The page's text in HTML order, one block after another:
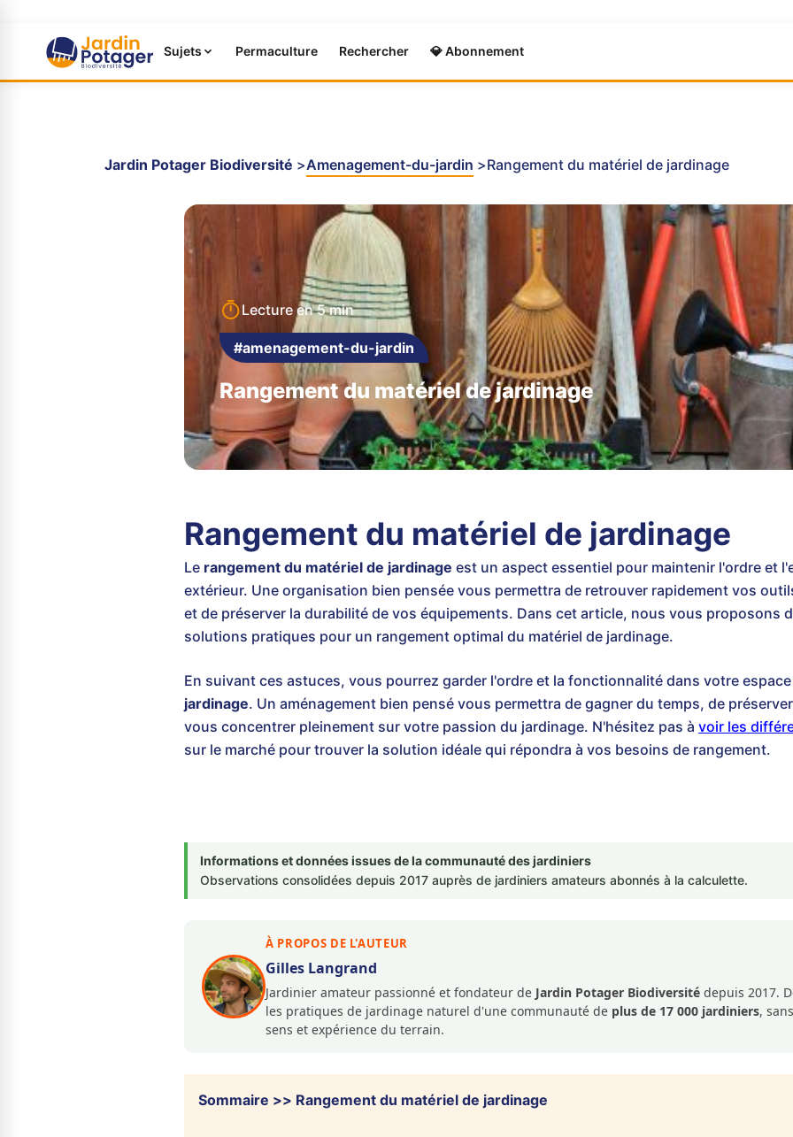
Sujets Permaculture Rechercher 💎 Abonnement
Jardin Potager Biodiversité Amenagement-du-jardin Rangement du matériel de jardinage
Lecture en5 min
#amenagement-du-jardin
Rangement du matériel de jardinage
Rangement du matériel de jardinage
Le rangement du matériel de jardinage est un aspect essentiel pour maintenir l'ordre et
extérieur. Une organisation bien pensée vous permettra de retrouver rapidement vos
et de préserver la durabilité de vos équipements. Dans cet article, nous vous proposons
solutions pratiques pour un rangement optimal du matériel de jardinage.
En suivant ces astuces, vous pourrez garder l'ordre et la fonctionnalité dans votre
jardinage. Un aménagement bien pensé vous permettra de gagner du temps, de
vous concentrer pleinement sur votre passion du jardinage. N'hésitez pas à voir les
sur le marché pour trouver la solution idéale qui répondra à vos besoins de rangement.
Informations et données issues de la communauté des jardiniers
Observations consolidées depuis 2017 auprès de jardiniers amateurs abonnés à la calculette.
À PROPOS DE L'AUTEUR
Gilles Langrand
Jardinier amateur passionné et fondateur de Jardin Potager Biodiversité depuis 2017.
les pratiques de jardinage naturel d'une communauté de plus de 17 000 jardiniers,
sens et expérience du terrain.
Sommaire >> Rangement du matériel de jardinage